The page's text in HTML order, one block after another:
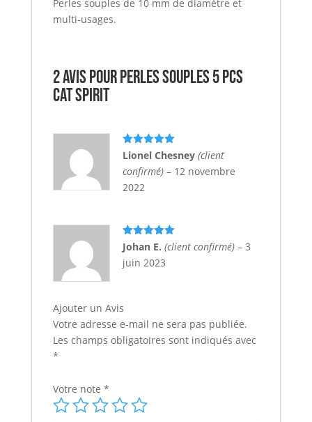
Perles souples de 10 mm de diamètre et
multi-usages.
2 avis pourPERLES SOUPLES 5 pcs
CAT SPIRIT
Note5sur
Lionel Chesney (client
confirmé) – 12 novembre
2022
Note5 sur
5
Johan E. (client confirmé) – 3
juin 2023
Ajouter un Avis
Votre adresse e-mail ne sera pas publiée.
Les champs obligatoires sont indiqués avec
*
Votre note *